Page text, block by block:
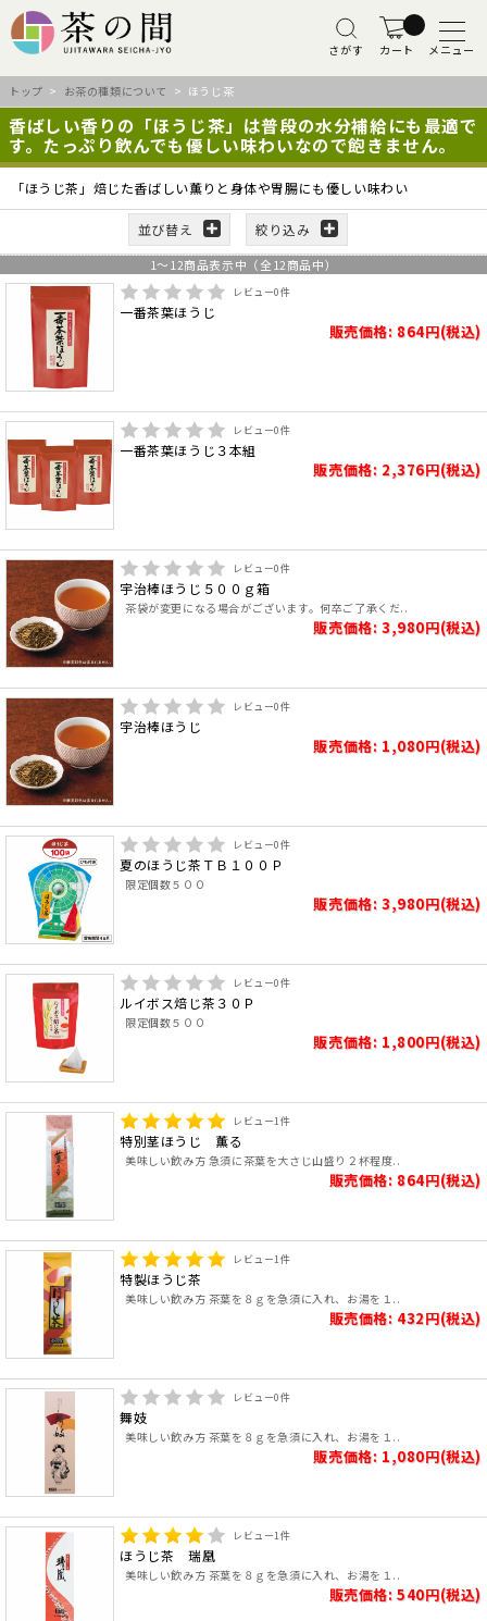
さがす カート メニュー
トップ > お茶の種類について > ほうじ茶
香ばしい香りの「ほうじ茶」は普段の水分補給にも最適で
す。たっぷり飲んでも優しい味わいなので飽きません。
「ほうじ茶」焙じた香ばしい薫りと身体や胃腸にも優しい味わい
並び替え 絞り込み
1～ 12商品表示中（全 12商品中）
レビュー0件
一番茶葉ほうじ
販売価格: 864円(税込)
レビュー0件
一番茶葉ほうじ３本組
販売価格: 2,376円(税込)
レビュー0件
宇治棒ほうじ５００ｇ箱
茶袋が変更になる場合がございます。何卒ご了承くだ..
販売価格: 3,980円(税込)
レビュー0件
宇治棒ほうじ
販売価格: 1,080円(税込)
レビュー0件
夏のほうじ茶ＴＢ１００Ｐ
限定個数５００
販売価格: 3,980円(税込)
レビュー0件
ルイボス焙じ茶３０Ｐ
限定個数５００
販売価格: 1,800円(税込)
レビュー1件
特別茎ほうじ 薫る
美味しい飲み方 急須に茶葉を大さじ山盛り２杯程度..
販売価格: 864円(税込)
レビュー1件
特製ほうじ茶
美味しい飲み方 茶葉を８ｇを急須に入れ、お湯を１..
販売価格: 432円(税込)
レビュー0件
舞妓
美味しい飲み方 茶葉を８ｇを急須に入れ、お湯を１..
販売価格: 1,080円(税込)
レビュー1件
ほうじ茶 瑞凰
美味しい飲み方 茶葉を８ｇを急須に入れ、お湯を１..
販売価格: 540円(税込)